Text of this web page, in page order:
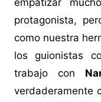
empatizar
protagonista,
como nuestra
los guionistas
trabajo con
verdaderamente